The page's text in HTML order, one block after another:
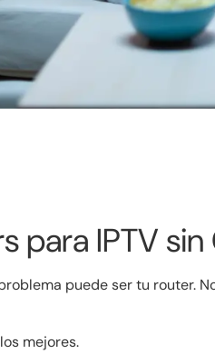
para IPTV
puede ser tu router.
mejores.